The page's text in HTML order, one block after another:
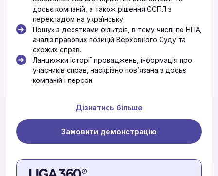
досьє компаній, а також рішення ЄСПЛ з
перекладом на українську.
Пошук з десятками фільтрів, в тому числі по НПА,
аналіз правових позицій Верховного Суду та
схожих справ.
Ланцюжки історії проваджень, інформація про
учасників справ, наскрізно повʼязана з досьє
компаній і персон.
Дізнатись більше
Замовити демонстрацію